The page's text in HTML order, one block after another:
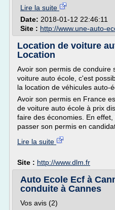
Lire la suite
Date: 2018-01-12 22:46:11
Site : http://www.une-auto-
Location de voiture
Location
Avoir son permis de conduire
voiture auto école, c'est
la location de véhicules auto-
Avoir son permis en France
de voiture auto école à prix
faire des économies. En
passer son permis en
Lire la suite
Site : http://www.dlm.fr
Auto Ecole Ecf à
conduite à Cannes
Vos avis (2)